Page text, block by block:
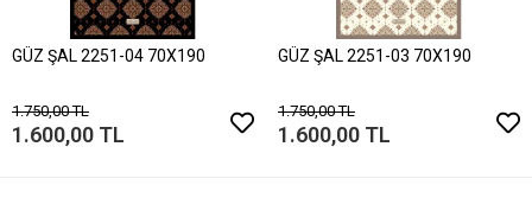
GÜZ ŞAL 2251-04 70X190
1.750,00 TL
1.600,00 TL
GÜZ ŞAL 2251-03 70X190
1.750,00 TL
1.600,00 TL